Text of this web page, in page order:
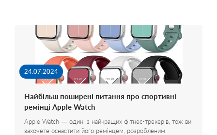
24.07.2024
Найбільш поширені питання про спортивні
ремінці Apple Watch
Apple Watch — один із найкращих фітнес-трекерів, тож ви
захочете оснастити його ремінцем, розробленим